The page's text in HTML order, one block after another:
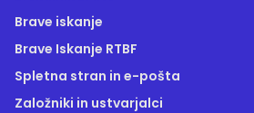
Brave iskanje
Brave Iskanje RTBF
Spletna stran in e-pošta
Založniki in ustvarjalci